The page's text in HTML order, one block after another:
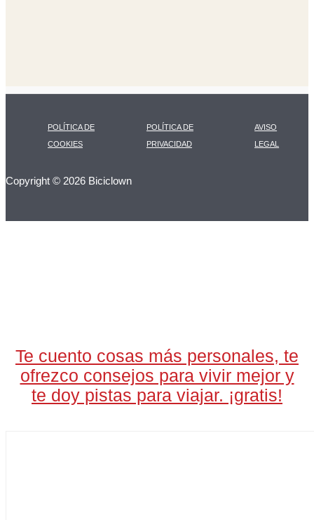
POLÍTICA DE
COOKIES
POLÍTICA DE
PRIVACIDAD
AVISO
LEGAL
Copyright © 2026 Biciclown
Te cuento cosas más personales, te
ofrezco consejos para vivir mejor y
te doy pistas para viajar. ¡gratis!